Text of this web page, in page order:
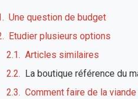
Une question de budget
Etudier plusieurs options
Articles similaires
La boutique référence du
Comment faire de la